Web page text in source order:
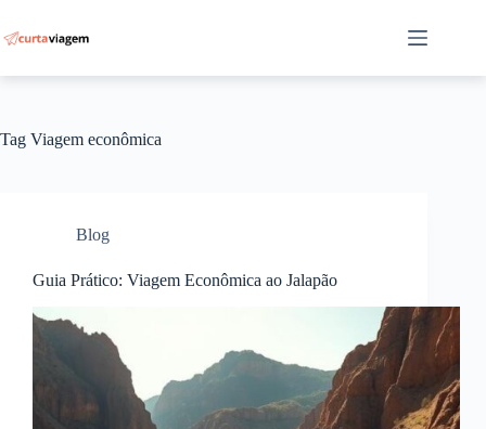
para
o
Tag Viagem econômica
Blog
Guia Prático: Viagem Econômica ao Jalapão